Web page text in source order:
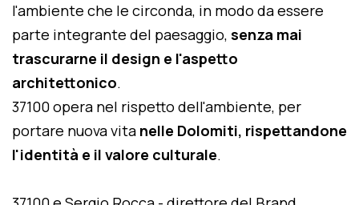
l'ambiente che le circonda, in modo da essere
parte integrante del paesaggio, senza mai
trascurarne il design e l'aspetto
architettonico.
37100 opera nel rispetto dell'ambiente, per
portare nuova vita nelle Dolomiti, rispettandone
l'identità e il valore culturale.